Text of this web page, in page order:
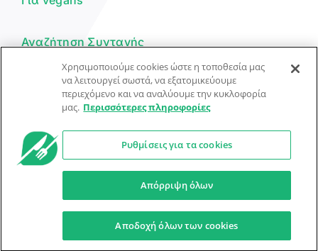
Αναζήτηση Συνταγής
Υποβολή Συνταγής
Φόρμα Επικοινωνίας
© Dorpon • Μηχανή αναζήτησης για …καλοφαγάδες!
Προστασία Προσωπικών Δεδομένων Όροι Xρήσης
Ο βοηθός μπορεί να κάνει λάθη — ελέγξτε τις συνταγές.
Χρησιμοποιούμε cookies ώστε η τοποθεσία μας
να λειτουργεί σωστά, να εξατομικεύουμε
περιεχόμενο και να αναλύουμε την κυκλοφορία
μας. Περισσότερες πληροφορίες
Ρυθμίσεις για τα cookies
Απόρριψη όλων
Αποδοχή όλων των cookies